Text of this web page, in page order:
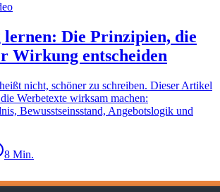
Die Prinzipien, die
Wirkung entscheiden
nicht, schöner zu schreiben. Dieser Artikel
Werbetexte wirksam machen:
Bewusstseinsstand, Angebotslogik und
8 Min.